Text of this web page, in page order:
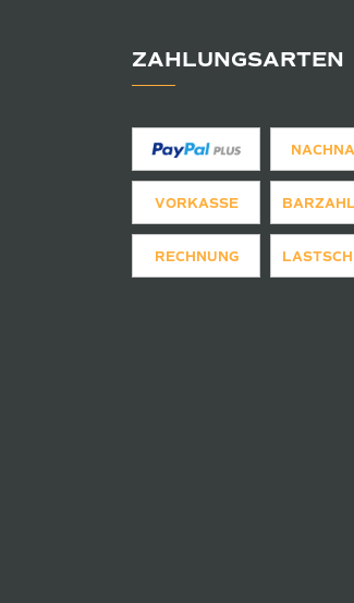
ZAHLUNGSARTEN
VORKASSE
RECHNUNG